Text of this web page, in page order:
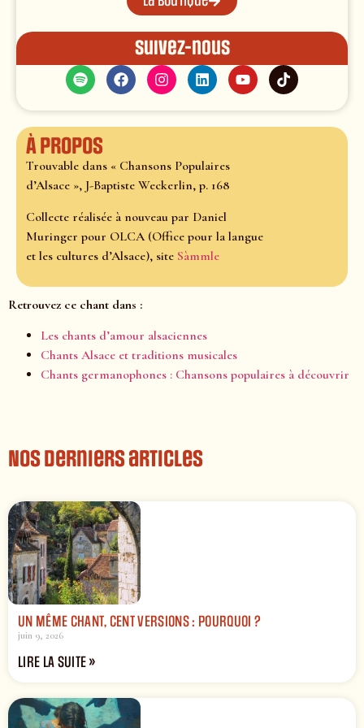
Suivez-nous
À propos
Trouvable dans « Chansons Populaires
d’Alsace », J-Baptiste Weckerlin, p. 168
Collecte réalisée à nouveau par Daniel
Muringer pour OLCA (Office pour la langue
et les cultures d’Alsace), site Sàmmle
Retrouvez ce chant dans :
Les chants d’amour alsaciennes
Chants Alsace et traditions musicales
Chants germanophones : Chansons populaires à découvrir
Nos derniers articles
UN MÊME CHANT, CENT VERSIONS : POURQUOI ?
juin 9, 2026
LIRE LA SUITE »